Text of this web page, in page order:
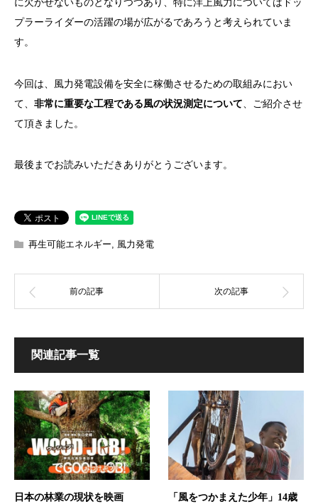
に欠かせないものとなりつつあり、特に洋上風力についてはドッ
プラーライダーの活躍の場が広がるであろうと考えられていま
す。
今回は、風力発電設備を安全に稼働させるための取組みにおい
て、 非常に重要な工程である風の状況測定について 、ご紹介させ
て頂きました。
最後までお読みいただきありがとうございます。
再生可能エネルギー 風力発電
関連記事一覧
日本の林業の現状を映画
「風をつかまえた少年」14歳